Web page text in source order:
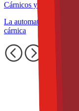
Cárnicos y alternativas
La automatización
cárnica